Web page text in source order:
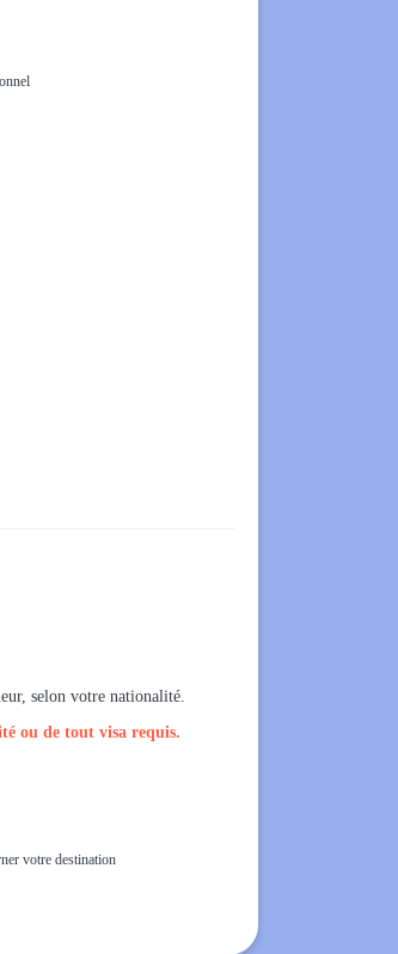
selon votre nationalité.
ou de tout visa requis.
votre destination